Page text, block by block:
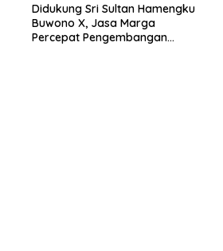
Didukung Sri Sultan Hamengku
Buwono X, Jasa Marga
Percepat Pengembangan